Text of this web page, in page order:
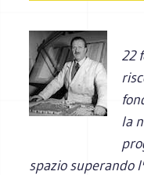
22
la
spazio superando